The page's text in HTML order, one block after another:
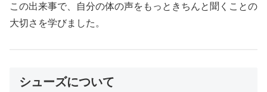
この出来事で、自分の体の声をもっときちんと聞くことの
大切さを学びました。
シューズについて